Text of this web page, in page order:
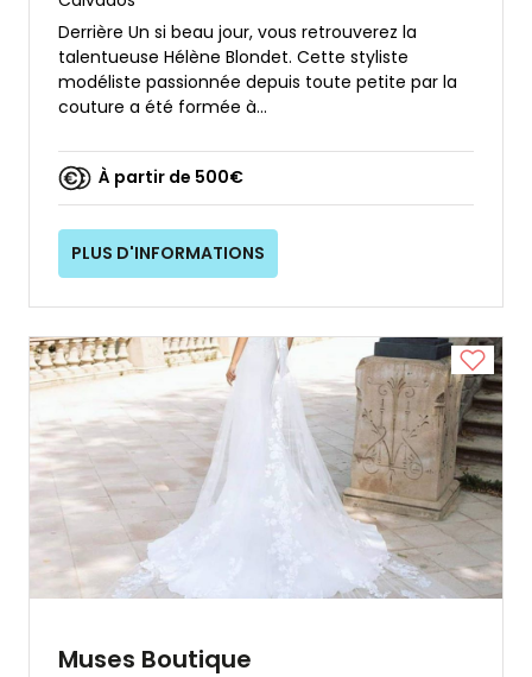
Derrière Un si beau jour, vous retrouverez la
talentueuse Hélène Blondet. Cette styliste
modéliste passionnée depuis toute petite par la
couture a été formée à...
À partir de 500€
PLUS D'INFORMATIONS
Muses Boutique